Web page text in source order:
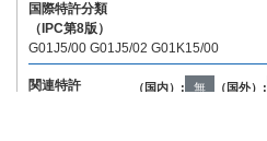
国際特許分類
（IPC第8版）
G01J5/00 G01J5/02 G01K15/00
関連特許 （国内）: 無 （国外）: